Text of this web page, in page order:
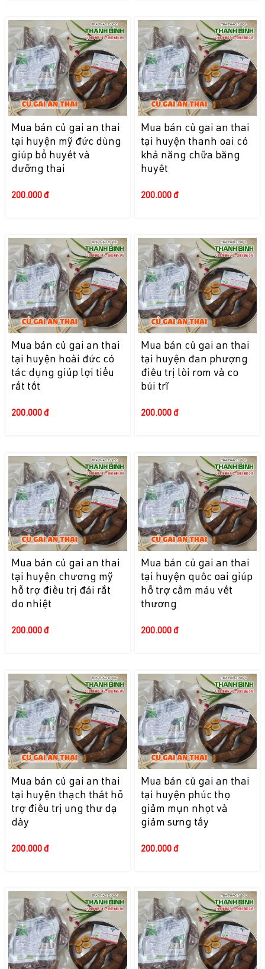
Mua bán củ gai an thai
tại huyện mỹ đức dùng
giúp bổ huyết và
dưỡng thai
200.000 đ
Mua bán củ gai an thai
tại huyện thanh oai có
khả năng chữa băng
huyết
200.000 đ
Mua bán củ gai an thai
tại huyện hoài đức có
tác dụng giúp lợi tiểu
rất tốt
200.000 đ
Mua bán củ gai an thai
tại huyện đan phượng
điều trị lòi rom và co
búi trĩ
200.000 đ
Mua bán củ gai an thai
tại huyện chương mỹ
hỗ trợ điều trị đái rắt
do nhiệt
200.000 đ
Mua bán củ gai an thai
tại huyện quốc oai giúp
hỗ trợ cầm máu vết
thương
200.000 đ
Mua bán củ gai an thai
tại huyện thạch thất hỗ
trợ điều trị ung thư dạ
dày
200.000 đ
Mua bán củ gai an thai
tại huyện phúc thọ
giảm mụn nhọt và
giảm sưng tấy
200.000 đ